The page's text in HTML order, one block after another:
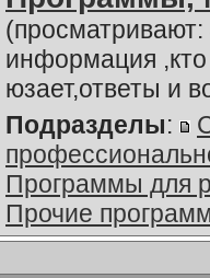
(просматривают:
информация
юзает,ответы и
Подразделы:
Программы для
Прочие